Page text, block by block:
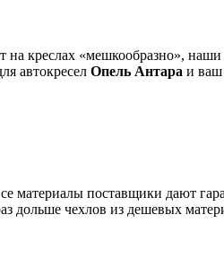
на креслах «мешкообразно»,
автокресел Опель Антара и ваш
материалы поставщики дают
дольше чехлов из дешевых